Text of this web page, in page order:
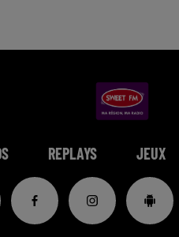
REPLAYS JEUX